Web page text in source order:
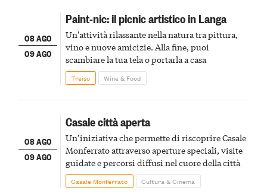
08 AGO
09 AGO
Paint-nic: il picnic artistico in Langa
Un'attività rilassante nella natura tra pittura,
vino e nuove amicizie. Alla fine, puoi
scambiare la tua tela o portarla a casa
Treiso Wine & Food
08 AGO
09 AGO
Casale città aperta
Un’iniziativa che permette di riscoprire Casale
Monferrato attraverso aperture speciali, visite
guidate e percorsi diffusi nel cuore della città
Casale Monferrato Cultura & Cinema